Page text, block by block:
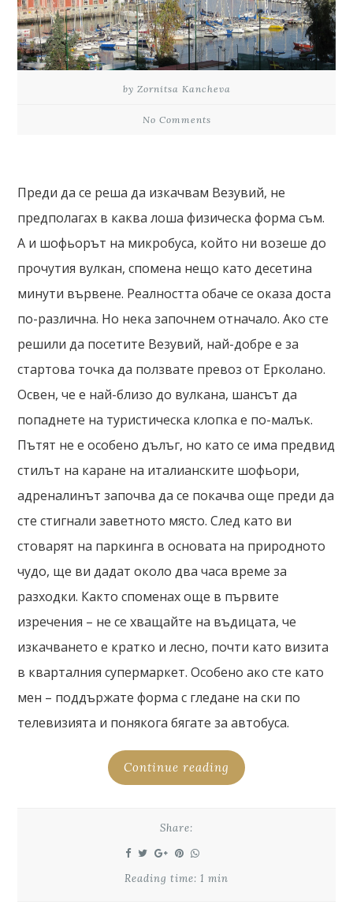
by Zornitsa Kancheva
No Comments
Преди да се реша да изкачвам Везувий, не
предполагах в каква лоша физическа форма съм.
А и шофьорът на микробуса, който ни возеше до
прочутия вулкан, спомена нещо като десетина
минути вървене. Реалността обаче се оказа доста
по-различна. Но нека започнем отначало. Ако сте
решили да посетите Везувий, най-добре е за
стартова точка да ползвате превоз от Ерколано.
Освен, че е най-близо до вулкана, шансът да
попаднете на туристическа клопка е по-малък.
Пътят не е особено дълъг, но като се има предвид
стилът на каране на италианските шофьори,
адреналинът започва да се покачва още преди да
сте стигнали заветното място. След като ви
стоварят на паркинга в основата на природното
чудо, ще ви дадат около два часа време за
разходки. Както споменах още в първите
изречения – не се хващайте на въдицата, че
изкачването е кратко и лесно, почти като визита
в кварталния супермаркет. Особено ако сте като
мен – поддържате форма с гледане на ски по
телевизията и понякога бягате за автобуса.
Continue reading
Share:
Reading time: 1 min